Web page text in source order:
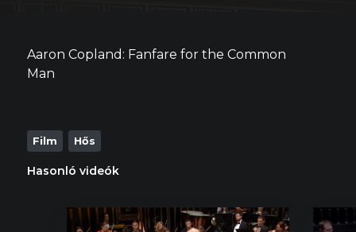
Aaron Copland: Fanfare for the Common
Man
Film Hős
Hasonló videók